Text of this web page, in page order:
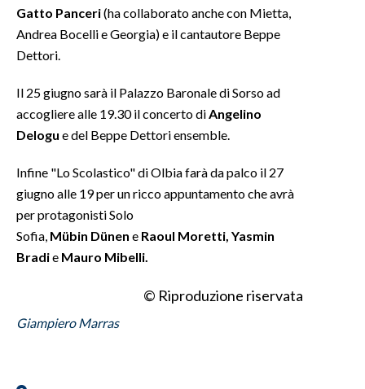
EVENTI
INSULARITÀ
ABBONATI
ANNUNCI
NECROLOGI
STORE
Gatto Panceri(ha collaborato anche con Mietta,
Andrea Bocelli e Georgia) e il cantautore Beppe
Dettori.
Il 25 giugno sarà il Palazzo Baronale di Sorso ad
accogliere alle 19.30 il concerto di Angelino
Delogu e del Beppe Dettori ensemble.
Infine "Lo Scolastico" di Olbia farà da palco il 27
giugno alle 19 per un ricco appuntamento che avrà
per protagonisti Solo
Sofia, Mübin Dünen e Raoul Moretti, Yasmin
Bradie Mauro Mibelli.
© Riproduzione riservata
Giampiero Marras